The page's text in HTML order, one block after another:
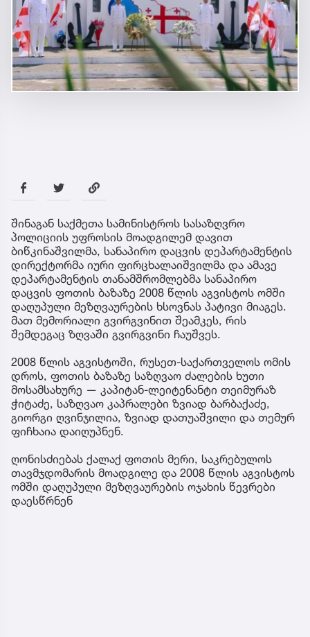
შინაგან საქმეთა სამინისტროს სასაზღვრო
პოლიციის უფროსის მოადგილემ დავით
ბიწკინაშვილმა, სანაპირო დაცვის დეპარტამენტის
დირექტორმა იური ფირცხალაიშვილმა და ამავე
დეპარტამენტის თანამშრომლებმა სანაპირო
დაცვის ფოთის ბაზაზე 2008 წლის აგვისტოს ომში
დაღუპული მეზღვაურების ხსოვნას პატივი მიაგეს.
მათ მემორიალი გვირგვინით შეამკეს, რის
შემდეგაც ზღვაში გვირგვინი ჩაუშვეს.
2008 წლის აგვისტოში, რუსეთ-საქართველოს ომის
დროს, ფოთის ბაზაზე საზღვაო ძალების ხუთი
მოსამსახურე — კაპიტან-ლეიტენანტი თეიმურაზ
ჭიტაძე, საზღვაო კაპრალები ზვიად ბარბაქაძე,
გიორგი ღვინჯილია, ზვიად დათუაშვილი და თემურ
ფიჩხაია დაიღუპნენ.
ღონისძიებას ქალაქ ფოთის მერი, საკრებულოს
თავმჯდომარის მოადგილე და 2008 წლის აგვისტოს
ომში დაღუპული მეზღვაურების ოჯახის წევრები
დაესწრნენ